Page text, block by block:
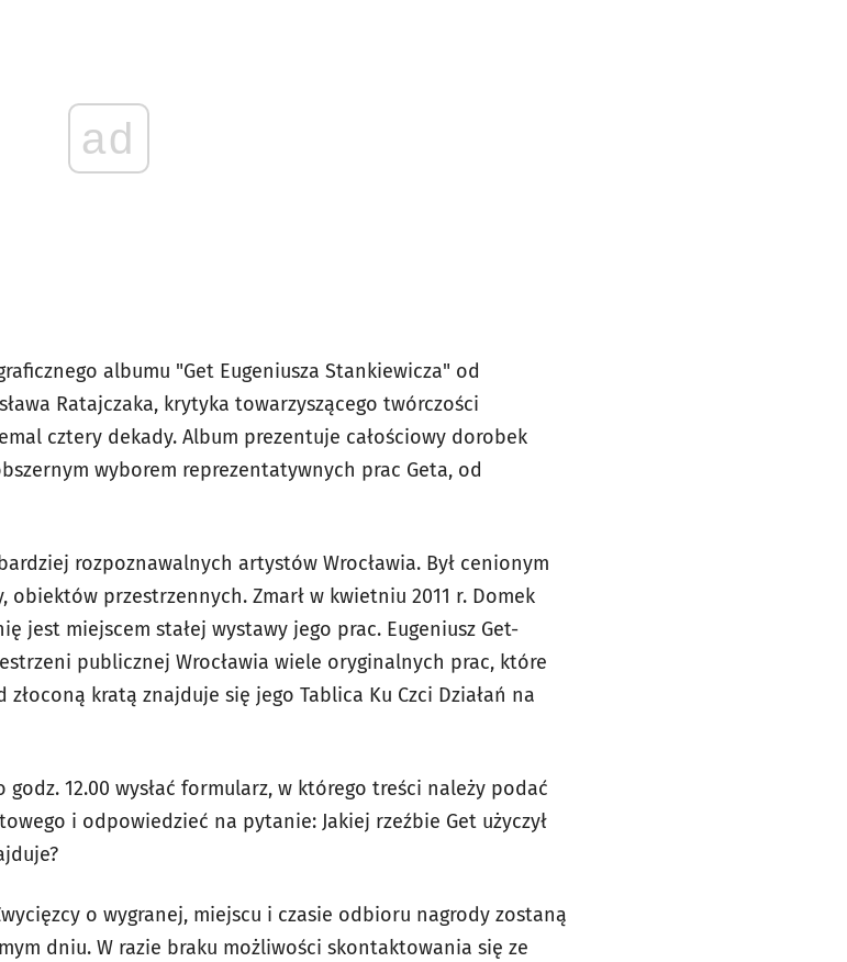
ad
albumu "Get Eugeniusza Stankiewicza" od
Ratajczaka, krytyka towarzyszącego twórczości
cztery dekady. Album prezentuje całościowy dorobek
wyborem reprezentatywnych prac Geta, od
rozpoznawalnych artystów Wrocławia. Był cenionym
przestrzennych. Zmarł w kwietniu 2011 r. Domek
jest miejscem stałej wystawy jego prac. Eugeniusz Get-
publicznej Wrocławia wiele oryginalnych prac, które
kratą znajduje się jego Tablica Ku Czci Działań na
12.00 wysłać formularz, w którego treści należy podać
i odpowiedzieć na pytanie: Jakiej rzeźbie Get użyczył
?
o wygranej, miejscu i czasie odbioru nagrody zostaną
dniu. W razie braku możliwości skontaktowania się ze